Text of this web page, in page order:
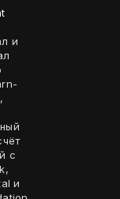
и
с
и